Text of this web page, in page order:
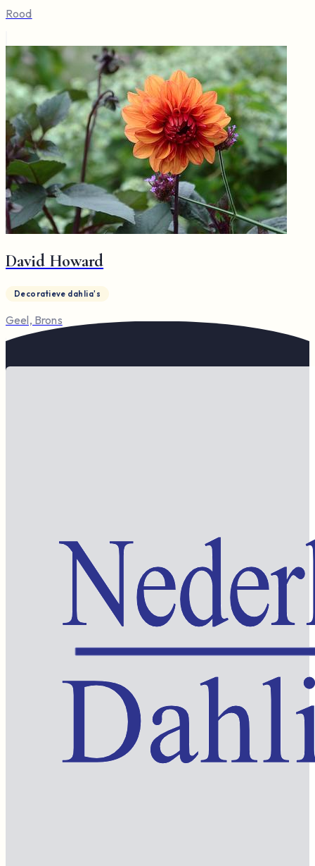
Rood
David Howard
Decoratieve dahlia's
Geel, Brons